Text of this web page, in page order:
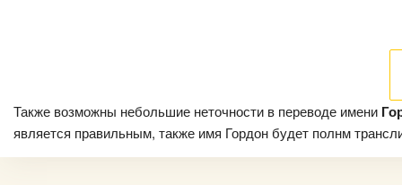
Также возможны небольшие неточности в переводе имени
является правильным, также имя Гордон будет полнм